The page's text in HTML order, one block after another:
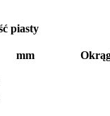
piasty
mm